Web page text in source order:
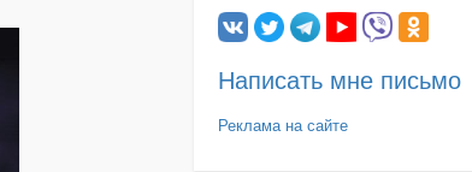
Написать мне письмо
Реклама на сайте